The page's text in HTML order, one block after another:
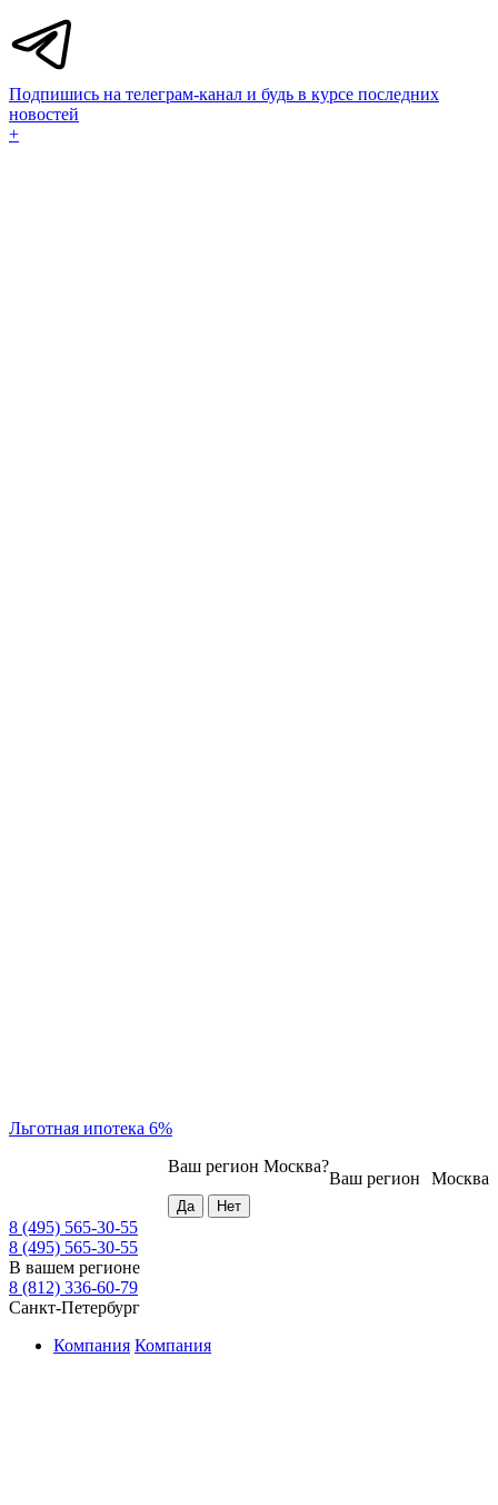
Подпишись на телеграм-канал и будь в курсе последних
новостей
+
Льготная ипотека 6%
Москва
Ваш регион
Ваш регион Москва?
8 (495) 565-30-55
8 (495) 565-30-55
В вашем регионе
8 (812) 336-60-79
Санкт-Петербург
Компания Компания